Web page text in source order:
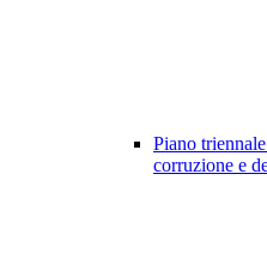
Piano
corruzione e